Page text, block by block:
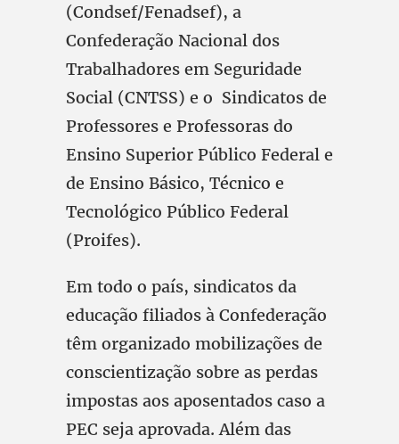
(Condsef/Fenadsef), a
Confederação Nacional dos
Trabalhadores em Seguridade
Social (CNTSS) e o Sindicatos de
Professores e Professoras do
Ensino Superior Público Federal e
de Ensino Básico, Técnico e
Tecnológico Público Federal
(Proifes).
Em todo o país, sindicatos da
educação filiados à Confederação
têm organizado mobilizações de
conscientização sobre as perdas
impostas aos aposentados caso a
PEC seja aprovada. Além das